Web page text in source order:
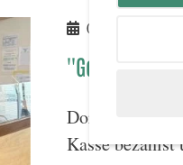
08.09.2025
''Gemeinsam
Dort kannst du
Kasse